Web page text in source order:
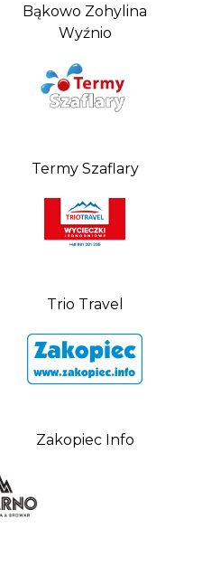
Bąkowo Zohylina
Wyźnio
Termy Szaflary
Trio Travel
Zakopiec Info